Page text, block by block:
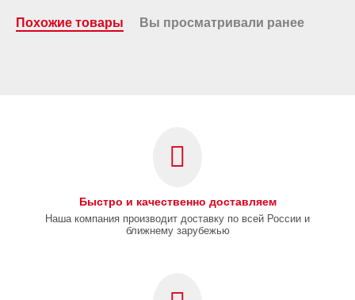
Похожие товары Вы просматривали ранее
Быстро и качественно доставляем
Наша компания производит доставку по всей России и
ближнему зарубежью